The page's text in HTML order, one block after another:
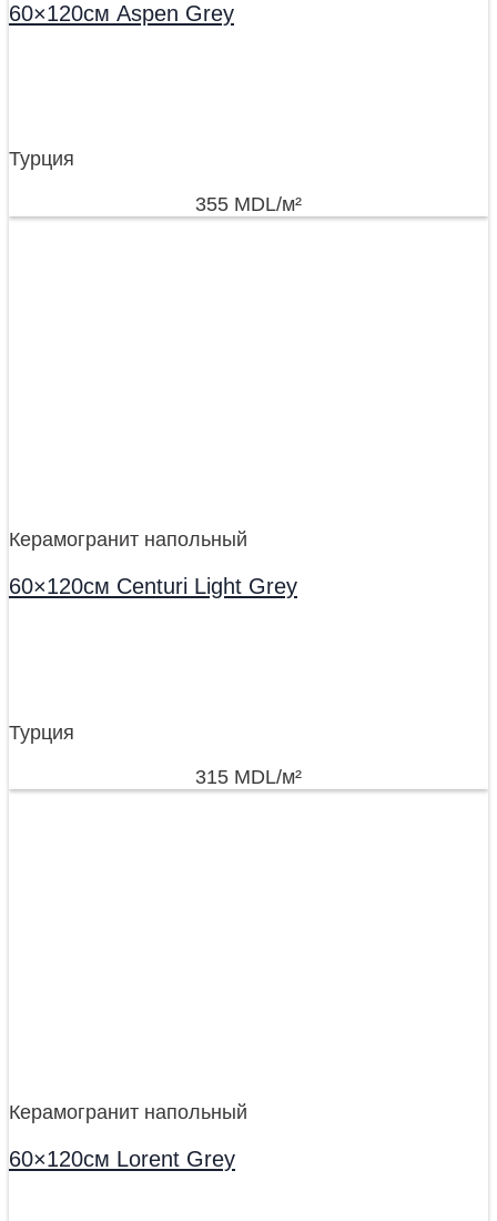
60×120см Aspen Grey
Турция
355 MDL/м²
Керамогранит напольный
60×120см Centuri Light Grey
Турция
315 MDL/м²
Керамогранит напольный
60×120см Lorent Grey